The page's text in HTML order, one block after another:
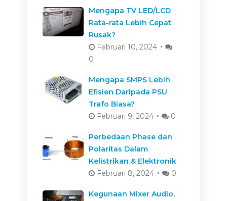
Mengapa TV LED/LCD
Rata-rata Lebih Cepat
Rusak?
Februari 10, 2024
0
Mengapa SMPS Lebih
Efisien Daripada PSU
Trafo Biasa?
Februari 9, 2024
0
Perbedaan Phase dan
Polaritas Dalam
Kelistrikan & Elektronik
Februari 8, 2024
0
Kegunaan Mixer Audio,